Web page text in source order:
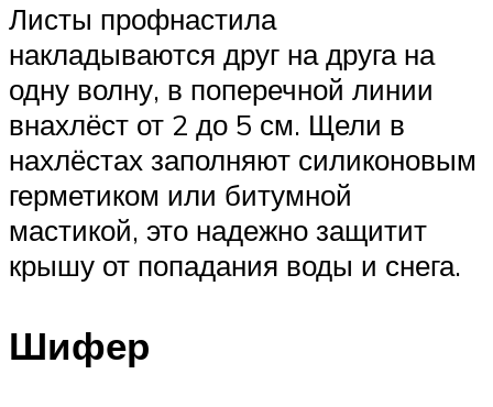
Листы профнастила
накладываются друг на друга на
одну волну, в поперечной линии
внахлёст от 2 до 5 см. Щели в
нахлёстах заполняют силиконовым
герметиком или битумной
мастикой, это надежно защитит
крышу от попадания воды и снега.
Шифер